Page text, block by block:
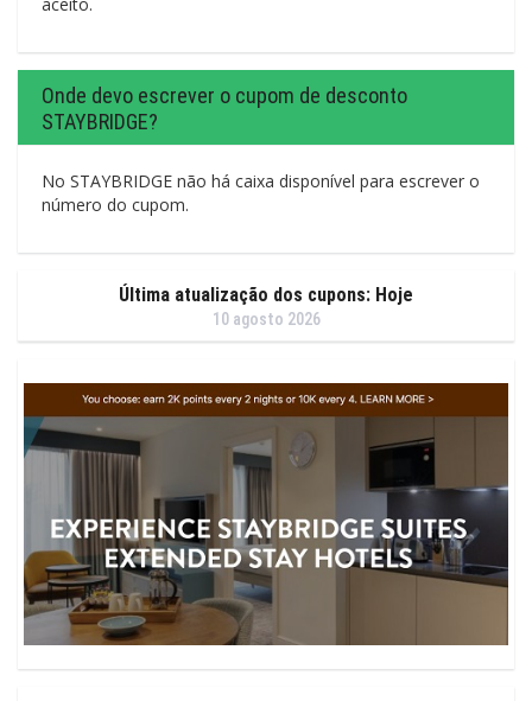
Onde devo escrever o cupom de desconto
STAYBRIDGE?
No STAYBRIDGE não há caixa disponível para escrever o
número do cupom.
Última atualização dos cupons: Hoje
10 agosto 2026